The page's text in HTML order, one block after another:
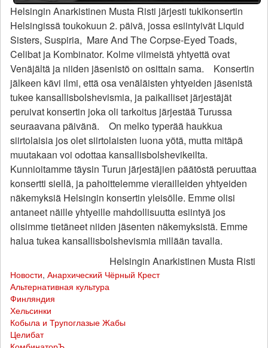
Helsingin Anarkistinen Musta Risti järjesti tukikonsertin
Helsingissä toukokuun 2. päivä, jossa esiintyivät Liquid
Sisters, Suspiria, Mare And The Corpse-Eyed Toads,
Celibat ja Kombinator. Kolme viimeistä yhtyettä ovat
Venäjältä ja niiden jäsenistö on osittain sama. Konsertin
jälkeen kävi ilmi, että osa venäläisten yhtyeiden jäsenistä
tukee kansallisbolshevismia, ja paikalliset järjestäjät
peruivat konsertin joka oli tarkoitus järjestää Turussa
seuraavana päivänä. On melko typerää haukkua
siirtolaisia jos olet siirtolaisten luona yötä, mutta mitäpä
muutakaan voi odottaa kansallisbolshevikeilta.
Kunnioitamme täysin Turun järjestäjien päätöstä peruuttaa
konsertti siellä, ja pahoittelemme vierailleiden yhtyeiden
näkemyksiä Helsingin konsertin yleisölle. Emme olisi
antaneet näille yhtyeille mahdollisuutta esiintyä jos
olisimme tietäneet niiden jäsenten näkemyksistä. Emme
halua tukea kansallisbolshevismia millään tavalla.
Helsingin Anarkistinen Musta Risti
Новости, Анархический Чёрный Крест
Альтернативная культура
Финляндия
Хельсинки
Кобыла и Трупоглазые Жабы
Целибат